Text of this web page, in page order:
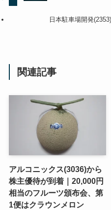
日本駐車場開発
関連記事
アルコニックス(3036)から
株主優待が到着｜20,000円
相当のフルーツ頒布会、第
1便はクラウンメロン